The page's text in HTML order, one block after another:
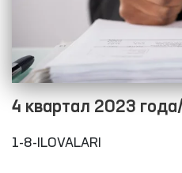
4 квартал 2023
Положения о
1-8-ILOVALARI